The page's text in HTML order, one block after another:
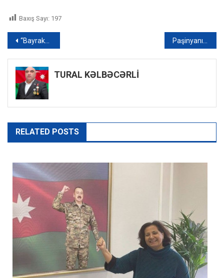
Baxış Sayı: 197
Yazı
naviqasiyası
“Bayraktar AKINCI”dan möhtəşəm uğur – VİDEO
TURAL KƏLBƏCƏRLİ
RELATED POSTS